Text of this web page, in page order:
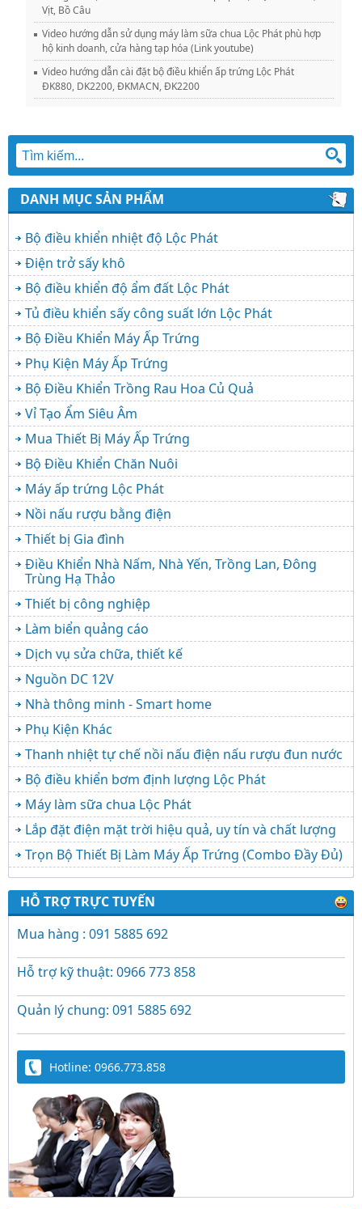
Vịt, Bồ Câu
Video hướng dẫn sử dụng máy làm sữa chua Lộc Phát phù hợp
hộ kinh doanh, cửa hàng tạp hóa (Link youtube)
Video hướng dẫn cài đặt bộ điều khiển ấp trứng Lộc Phát
ĐK880, DK2200, ĐKMACN, ĐK2200
DANH MỤC SẢN PHẨM
Bộ điều khiển nhiệt độ Lộc Phát
Điện trở sấy khô
Bộ điều khiển độ ẩm đất Lộc Phát
Tủ điều khiển sấy công suất lớn Lộc Phát
Bộ Điều Khiển Máy Ấp Trứng
Phụ Kiện Máy Ấp Trứng
Bộ Điều Khiển Trồng Rau Hoa Củ Quả
Vỉ Tạo Ẩm Siêu Âm
Mua Thiết Bị Máy Ấp Trứng
Bộ Điều Khiển Chăn Nuôi
Máy ấp trứng Lộc Phát
Nồi nấu rượu bằng điện
Thiết bị Gia đình
Điều Khiển Nhà Nấm, Nhà Yến, Trồng Lan, Đông
Trùng Hạ Thảo
Thiết bị công nghiệp
Làm biển quảng cáo
Dịch vụ sửa chữa, thiết kế
Nguồn DC 12V
Nhà thông minh - Smart home
Phụ Kiện Khác
Thanh nhiệt tự chế nồi nấu điện nấu rượu đun nước
Bộ điều khiển bơm định lượng Lộc Phát
Máy làm sữa chua Lộc Phát
Lắp đặt điện mặt trời hiệu quả, uy tín và chất lượng
Trọn Bộ Thiết Bị Làm Máy Ấp Trứng (Combo Đầy Đủ)
HỖ TRỢ TRỰC TUYẾN
Mua hàng : 091 5885 692
Hỗ trợ kỹ thuật: 0966 773 858
Quản lý chung: 091 5885 692
Hotline: 0966.773.858